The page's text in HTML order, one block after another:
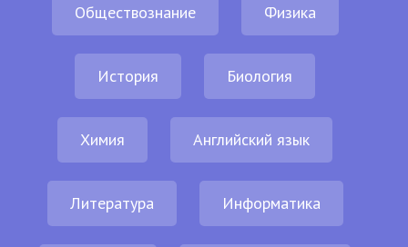
Обществознание Физика
История Биология
Химия Английский язык
Литература Информатика